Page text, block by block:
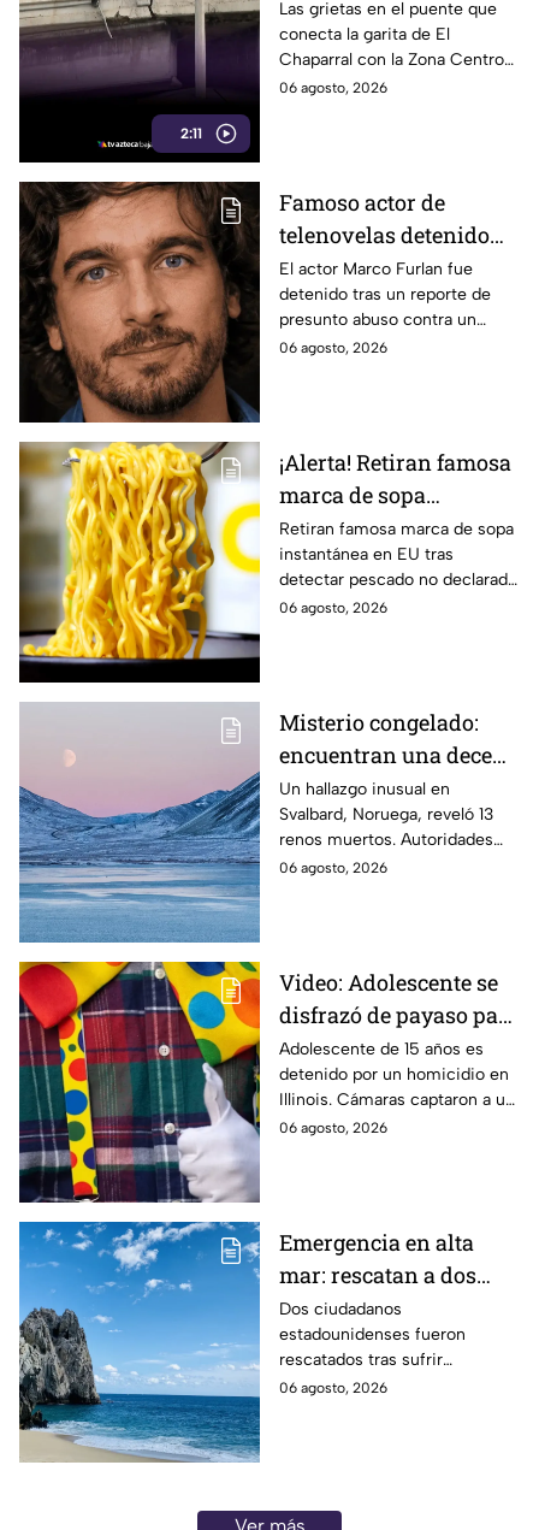
2:11
preocupan a miles de
automovilistas en
Tijuana
Las grietas en el puente que
conecta la garita de El
Chaparral con la Zona Centro
preocupan a miles de
06 agosto, 2026
Famoso actor de
telenovelas detenido
por presunto abuso de
un menor de 5 años;
dijo que lo confundió
con su novia
El actor Marco Furlan fue
detenido tras un reporte de
presunto abuso contra un
menor durante una fiesta;
06 agosto, 2026
¡Alerta! Retiran famosa
marca de sopa
instantánea por riesgo
de reacciones mortales
Retiran famosa marca de sopa
instantánea en EU tras
detectar pescado no declarado
en la etiqueta, lo que podría
06 agosto, 2026
Misterio congelado:
encuentran una decena
de renos muertos en
una zona del Ártico
Un hallazgo inusual en
Svalbard, Noruega, reveló 13
renos muertos. Autoridades
investigan las causas y piden
06 agosto, 2026
Video: Adolescente se
disfrazó de payaso para
quitarle la vida a un
abuelito
Adolescente de 15 años es
detenido por un homicidio en
Illinois. Cámaras captaron a un
supuesto sospechoso con
06 agosto, 2026
Emergencia en alta
mar: rescatan a dos
turistas tras sufrir
problemas de salud en
aguas de Los Cabos
Dos ciudadanos
estadounidenses fueron
rescatados tras sufrir
emergencias médicas a bordo
06 agosto, 2026